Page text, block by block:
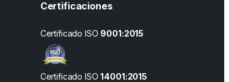
Certificaciones
Certificado ISO 9001:2015
Certificado ISO14001:2015